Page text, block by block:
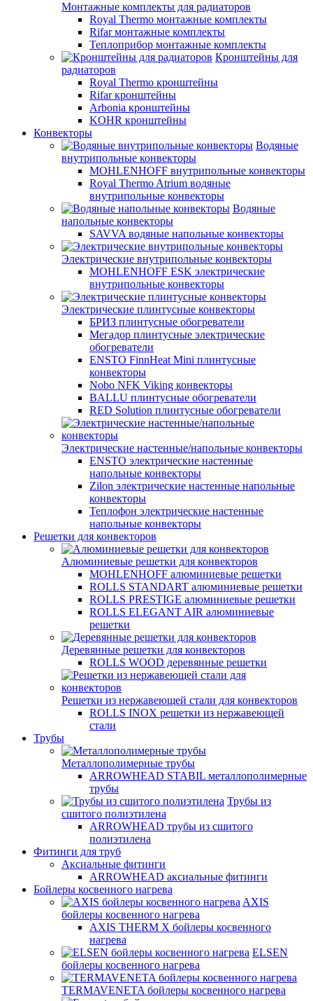
Монтажные комплекты для радиаторов
Royal Thermo монтажные комплекты
Rifar монтажные комплекты
Теплоприбор монтажные комплекты
Кронштейны для
радиаторов
Royal Thermo кронштейны
Rifar кронштейны
Arbonia кронштейны
KOHR кронштейны
Конвекторы
Водяные
внутрипольные конвекторы
MOHLENHOFF внутрипольные конвекторы
Royal Thermo Atrium водяные
внутрипольные конвекторы
Водяные
напольные конвекторы
SAVVA водяные напольные конвекторы
Электрические внутрипольные конвекторы
MOHLENHOFF ESK электрические
внутрипольные конвекторы
Электрические плинтусные конвекторы
БРИЗ плинтусные обогреватели
Мегадор плинтусные электрические
обогреватели
ENSTO FinnHeat Mini плинтусные
конвекторы
Nobo NFK Viking конвекторы
BALLU плинтусные обогреватели
RED Solution плинтусные обогреватели
Электрические настенные/напольные конвекторы
ENSTO электрические настенные
напольные конвекторы
Zilon электрические настенные напольные
конвекторы
Теплофон электрические настенные
напольные конвекторы
Решетки для конвекторов
Алюминиевые решетки для конвекторов
MOHLENHOFF алюминиевые решетки
ROLLS STANDART алюминиевые решетки
ROLLS PRESTIGE алюминиевые решетки
ROLLS ELEGANT AIR алюминиевые
решетки
Деревянные решетки для конвекторов
ROLLS WOOD деревянные решетки
Решетки из нержавеющей стали для конвекторов
ROLLS INOX решетки из нержавеющей
стали
Трубы
Металлополимерные трубы
ARROWHEAD STABIL металлополимерные
трубы
Трубы из
сшитого полиэтилена
ARROWHEAD трубы из сшитого
полиэтилена
Фитинги для труб
Аксиальные фитинги
ARROWHEAD аксиальные фитинги
Бойлеры косвенного нагрева
AXIS
бойлеры косвенного нагрева
AXIS THERM X бойлеры косвенного
нагрева
ELSEN
бойлеры косвенного нагрева
TERMAVENETA бойлеры косвенного нагрева